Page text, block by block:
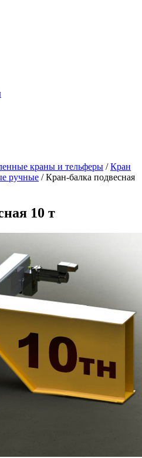
краны и тельферы /Кран
ручные /Кран-балка подвесная
10 т